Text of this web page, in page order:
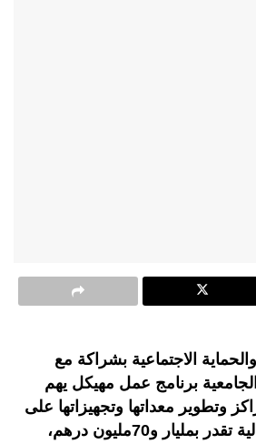
الاجتماعية بشراكة مع
الجامعية برنامج عمل مهيكل يهم
وتطوير معداتها وتجهيزاتها على
مدى سنتين بتكلفة مالية تقدر بمليار و70مليون درهم،